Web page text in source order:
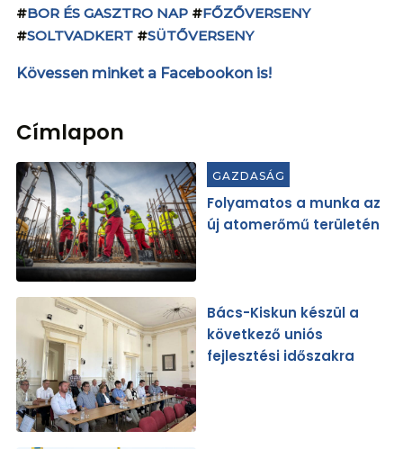
#BOR ÉS GASZTRO NAP #FŐZŐVERSENY
#SOLTVADKERT #SÜTŐVERSENY
Kövessen minket a Facebookon is!
Címlapon
GAZDASÁG
Folyamatos a munka az
új atomerőmű területén
Bács-Kiskun készül a
következő uniós
fejlesztési időszakra